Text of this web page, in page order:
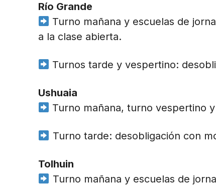
Río Grande
Turno mañana y escuelas de
a la clase abierta.
Turnos tarde y vespertino:
Ushuaia
Turno mañana, turno vespertino
Turno tarde: desobligación con
Tolhuin
Turno mañana y escuelas de